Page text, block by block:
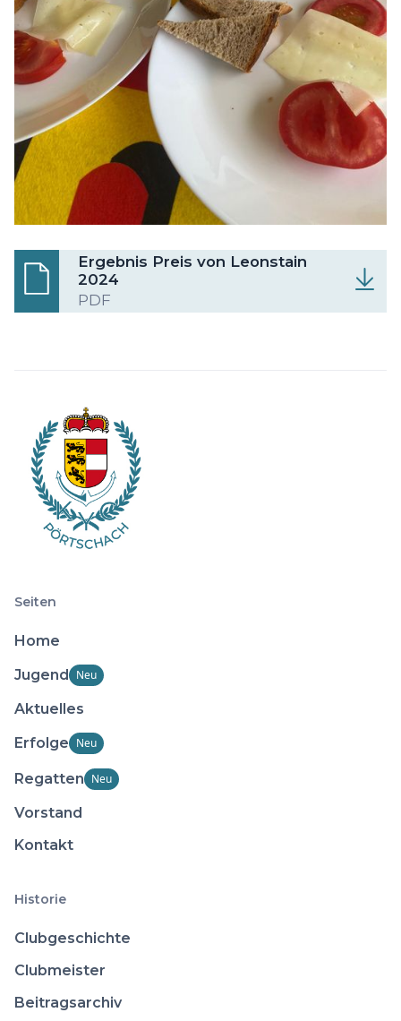
Ergebnis Preis von Leonstain
2024
PDF
Seiten
Home
Jugend Neu
Aktuelles
Erfolge Neu
Regatten Neu
Vorstand
Kontakt
Historie
Clubgeschichte
Clubmeister
Beitragsarchiv